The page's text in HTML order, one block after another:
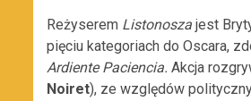
Reżyserem Listonosza jest
pięciu kategoriach do Oscara,
Ardiente Paciencia. Akcja
Noiret), ze względów